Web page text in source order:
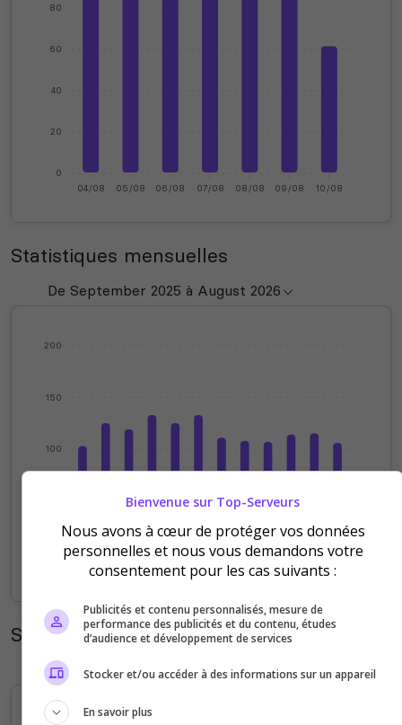
0
20
40
60
80
04/08 05/08 06/08 07/08 08/08 09/08 10/08
Statistiques mensuelles
100
150
200
Sep Oct Nov Dec Jan Feb Mar Apr May Jun Jul Aug
Statistiques horaires
Bienvenue sur Top-Serveurs
Nous avons à cœur de protéger vos données
personnelles et nous vous demandons votre
consentement pour les cas suivants :
Publicités et contenu personnalisés, mesure de
performance des publicités et du contenu, études
d’audience et développement de services
Stocker et/ou accéder à des informations sur un appareil
En savoir plus